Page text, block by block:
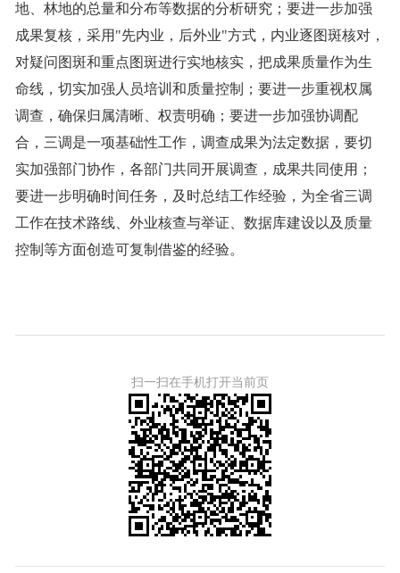
地、林地的总量和分布等数据的分析研究；要进一步加强
成果复核，采用"先内业，后外业"方式，内业逐图斑核对，
对疑问图斑和重点图斑进行实地核实，把成果质量作为生
命线，切实加强人员培训和质量控制；要进一步重视权属
调查，确保归属清晰、权责明确；要进一步加强协调配
合，三调是一项基础性工作，调查成果为法定数据，要切
实加强部门协作，各部门共同开展调查，成果共同使用；
要进一步明确时间任务，及时总结工作经验，为全省三调
工作在技术路线、外业核查与举证、数据库建设以及质量
控制等方面创造可复制借鉴的经验。
扫一扫在手机打开当前页